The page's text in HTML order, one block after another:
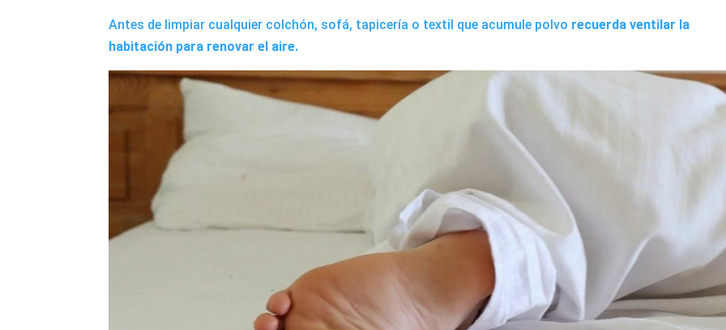
Antes de limpiar cualquier colchón, sofá, tapicería o textil que acumule polvo recuerda ventilar la
habitación para renovar el aire.